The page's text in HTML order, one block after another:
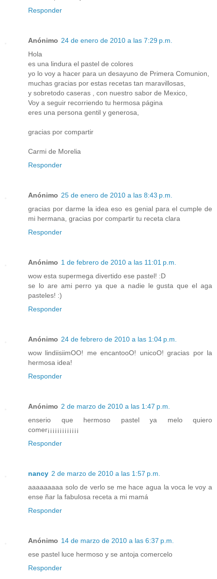
Responder
Anónimo 24 de enero de 2010 a las 7:29 p.m.
Hola
es una lindura el pastel de colores
yo lo voy a hacer para un desayuno de Primera Comunion,
muchas gracias por estas recetas tan maravillosas,
y sobretodo caseras , con nuestro sabor de Mexico,
Voy a seguir recorriendo tu hermosa página
eres una persona gentil y generosa,
gracias por compartir
Carmi de Morelia
Responder
Anónimo 25 de enero de 2010 a las 8:43 p.m.
gracias por darme la idea eso es genial para el cumple de
mi hermana, gracias por compartir tu receta clara
Responder
Anónimo 1 de febrero de 2010 a las 11:01 p.m.
wow esta supermega divertido ese pastel! :D
se lo are ami perro ya que a nadie le gusta que el aga
pasteles! :)
Responder
Anónimo 24 de febrero de 2010 a las 1:04 p.m.
wow lindiisiimOO! me encantooO! unicoO! gracias por la
hermosa idea!
Responder
Anónimo 2 de marzo de 2010 a las 1:47 p.m.
enserio que hermoso pastel ya melo quiero
comer¡¡¡¡¡¡¡¡¡¡¡¡¡
Responder
nancy 2 de marzo de 2010 a las 1:57 p.m.
aaaaaaaaa solo de verlo se me hace agua la voca le voy a
ense ñar la fabulosa receta a mi mamá
Responder
Anónimo 14 de marzo de 2010 a las 6:37 p.m.
ese pastel luce hermoso y se antoja comercelo
Responder